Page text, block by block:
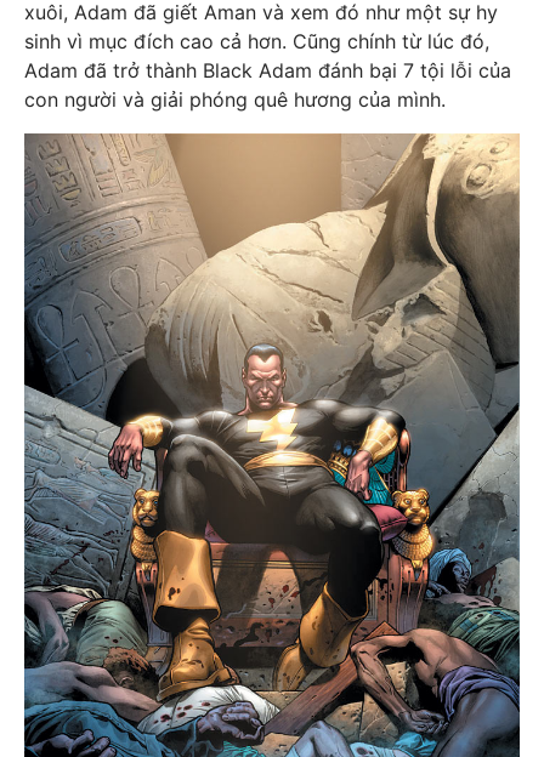
xuôi, Adam đã giết Aman và xem đó như một sự hy
sinh vì mục đích cao cả hơn. Cũng chính từ lúc đó,
Adam đã trở thành Black Adam đánh bại 7 tội lỗi của
con người và giải phóng quê hương của mình.